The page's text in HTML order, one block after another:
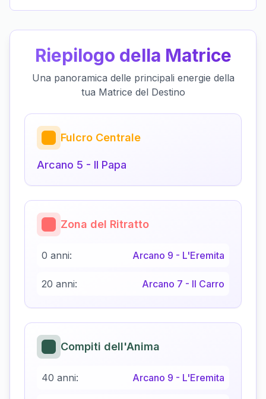
Riepilogo della Matrice
Una panoramica delle principali energie della
tua Matrice del Destino
Fulcro Centrale
Arcano 5 - Il Papa
Zona del Ritratto
0 anni: Arcano 9 - L'Eremita
20 anni: Arcano 7 - Il Carro
Compiti dell'Anima
40 anni: Arcano 9 - L'Eremita